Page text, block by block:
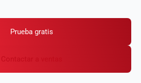
e interacciones.
Prueba gratis
Contactar a ventas